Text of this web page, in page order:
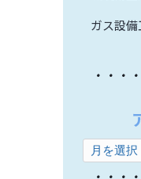
ガス設
ア
ー